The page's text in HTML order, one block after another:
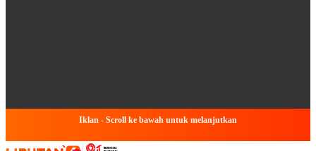
Iklan - Scroll ke bawah untuk melanjutkan